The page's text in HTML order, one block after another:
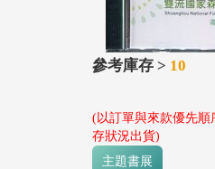
參考庫存 > 10
(以訂單與來款優先順
存狀況出貨)
主題書展